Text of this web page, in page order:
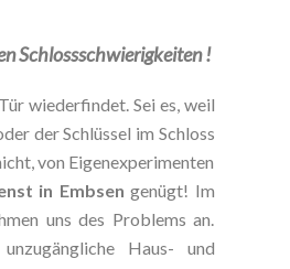
Schlossschwierigkeiten !
wiederfindet. Sei es, weil
der Schlüssel im Schloss
von Eigenexperimenten
in Embsen genügt! Im
uns des Problems an.
Haus- und